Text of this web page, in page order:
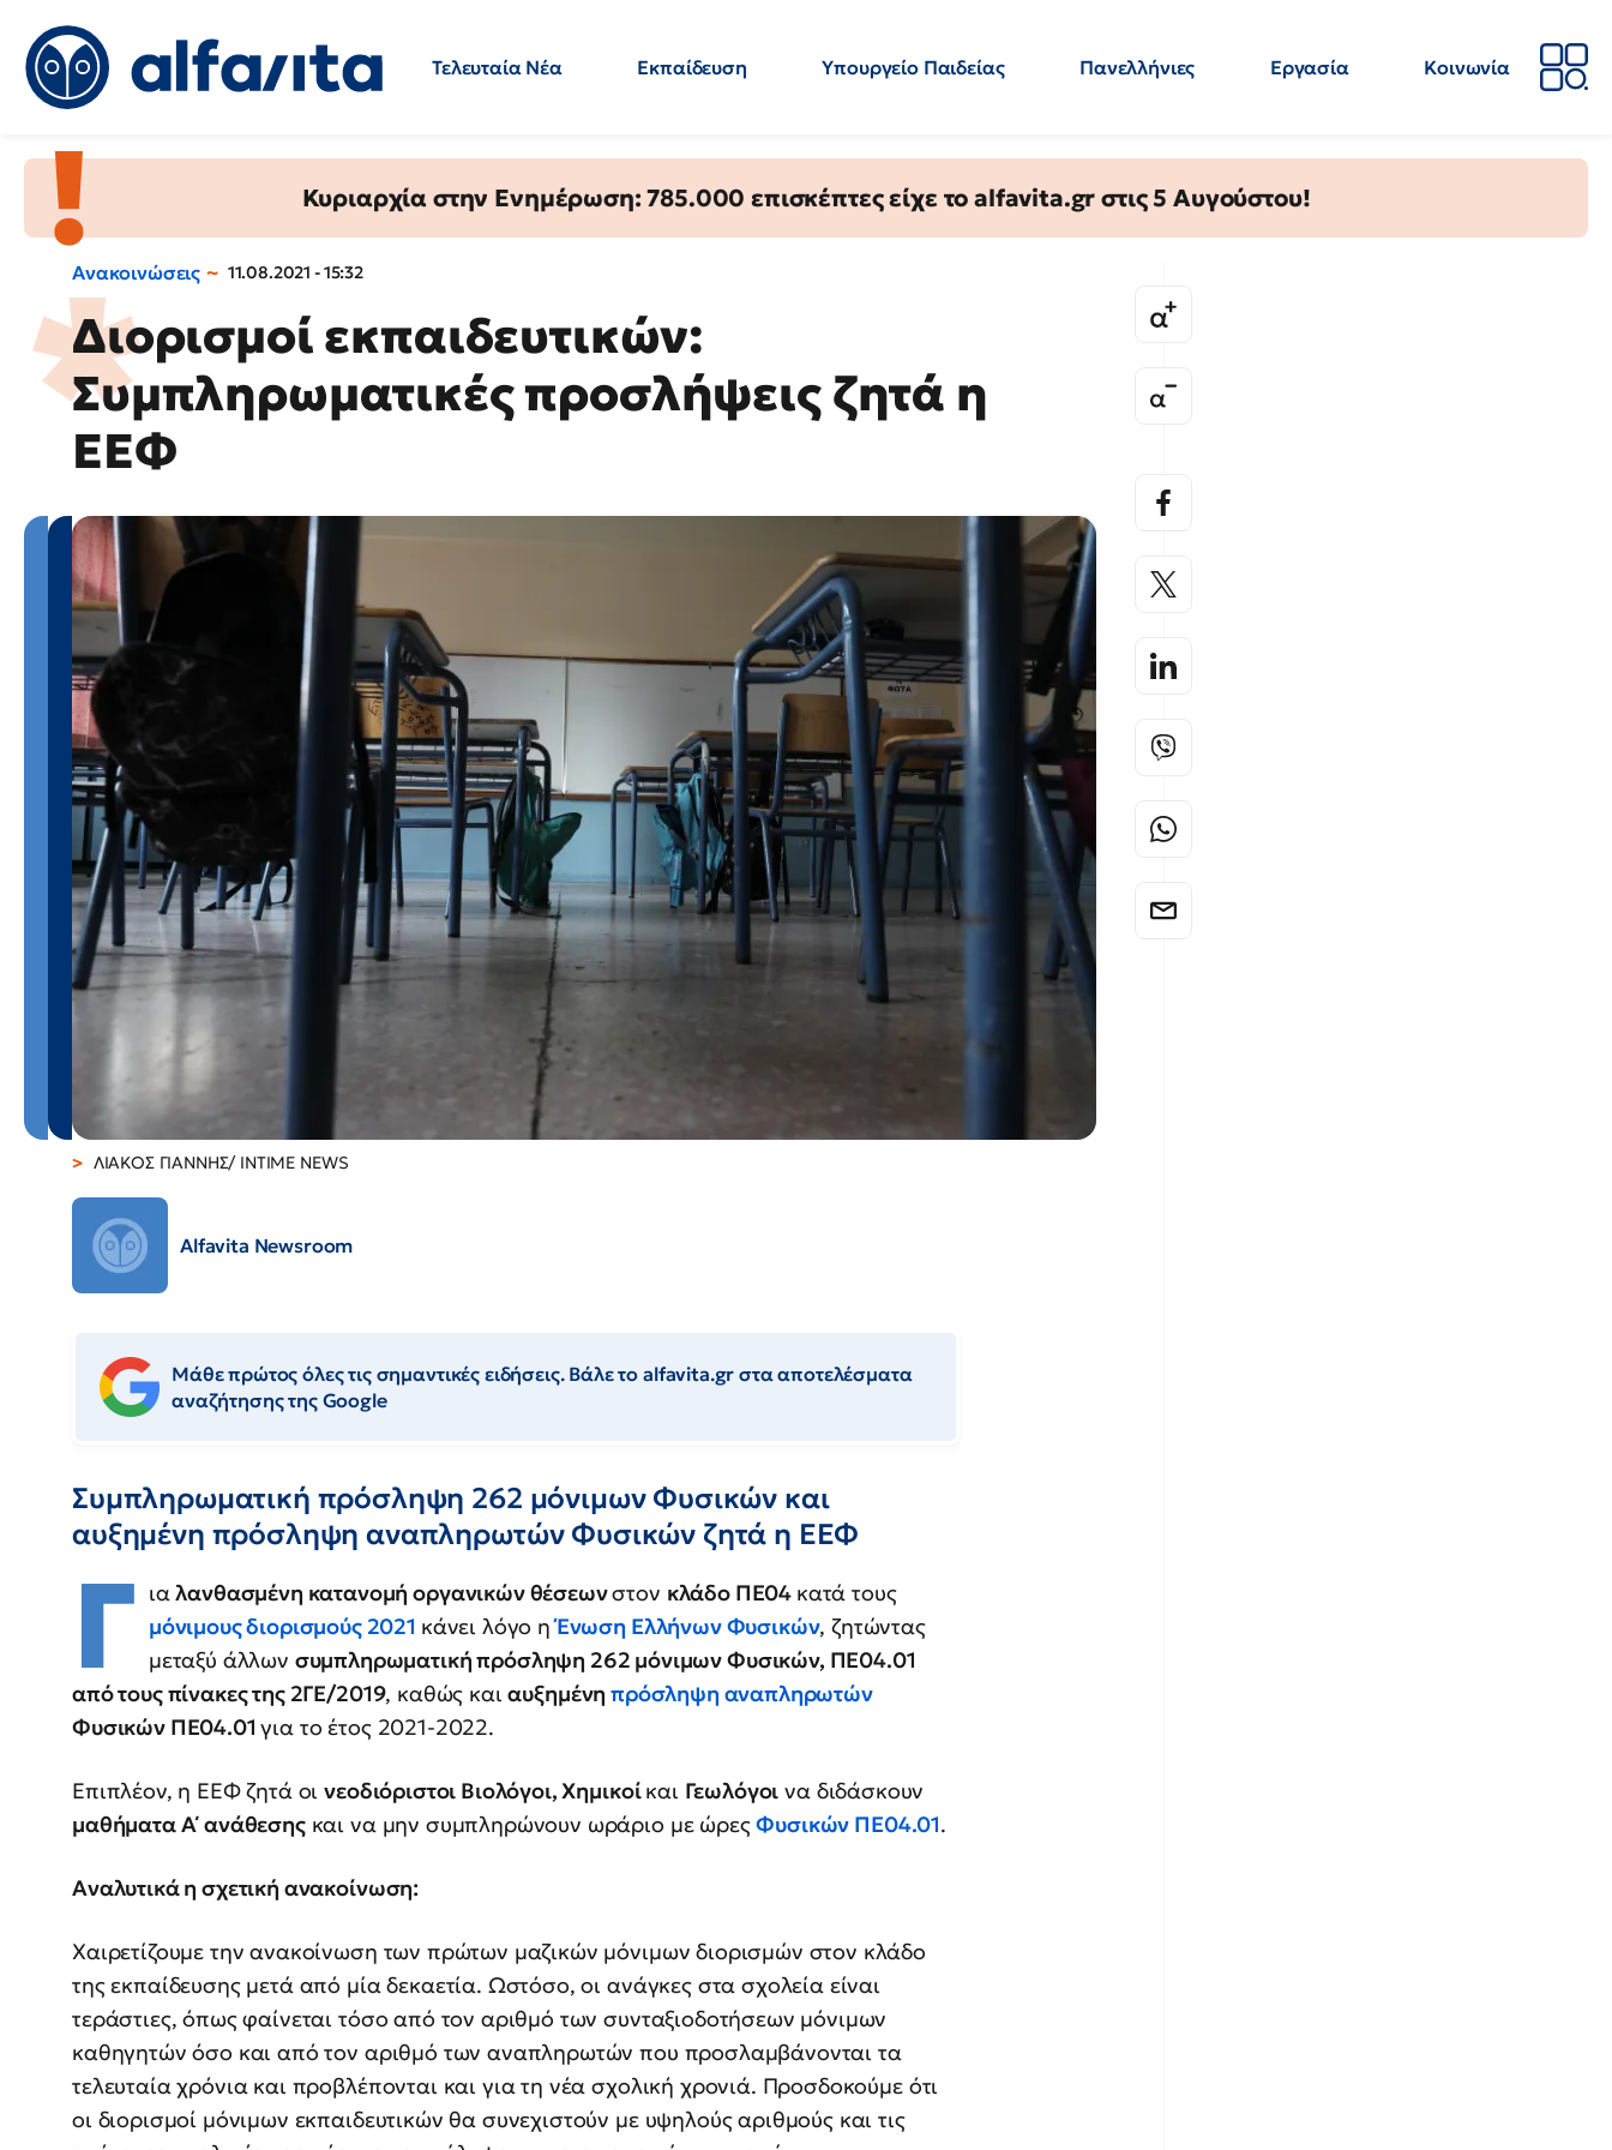
Τελευταία Νέα Εκπαίδευση Υπουργείο Παιδείας Πανελλήνιες Εργασία
Κοινωνία
Κυριαρχία στην Ενημέρωση: 785.000 επισκέπτες είχε το alfavita.gr στις 5 Αυγούστου!
Ανακοινώσεις 11.08.2021 - 15:32
Διορισμοί εκπαιδευτικών:
Συμπληρωματικές προσλήψεις ζητά η
ΕΕΦ
ΛΙΑΚΟΣ ΓΙΑΝΝΗΣ/ INTIME NEWS
Alfavita Newsroom
Μάθε πρώτος όλες τις σημαντικές ειδήσεις. Βάλε το alfavita.gr στα αποτελέσματα
αναζήτησης της Google
Συμπληρωματική πρόσληψη 262 μόνιμων Φυσικών και
αυξημένη πρόσληψη αναπληρωτών Φυσικών ζητά η ΕΕΦ
Γ ιαλανθασμένη κατανομή οργανικών θέσεωνστον κλάδο ΠΕ04 κατά τους
μόνιμους διορισμούς 2021 κάνει λόγο ηΈνωση Ελλήνων Φυσικών, ζητώντας
μεταξύ άλλων συμπληρωματική πρόσληψη 262 μόνιμων Φυσικών, ΠΕ04.01
από τους πίνακες της 2ΓΕ/2019, καθώς καιαυξημένηπρόσληψη αναπληρωτών
Φυσικών ΠΕ04.01για το έτος 2021-2022.
Επιπλέον, η ΕΕΦ ζητά οινεοδιόριστοι Βιολόγοι, Χημικοίκαι Γεωλόγοι να διδάσκουν
μαθήματα Α΄ ανάθεσηςκαι να μην συμπληρώνουν ωράριο με ώρεςΦυσικών ΠΕ04.01.
Αναλυτικά η σχετική ανακοίνωση:
Χαιρετίζουμε την ανακοίνωση των πρώτων μαζικών μόνιμων διορισμών στον κλάδο
της εκπαίδευσης μετά από μία δεκαετία. Ωστόσο, οι ανάγκες στα σχολεία είναι
τεράστιες, όπως φαίνεται τόσο από τον αριθμό των συνταξιοδοτήσεων μόνιμων
καθηγητών όσο και από τον αριθμό των αναπληρωτών που προσλαμβάνονται τα
τελευταία χρόνια και προβλέπονται και για τη νέα σχολική χρονιά. Προσδοκούμε ότι
οι διορισμοί μόνιμων εκπαιδευτικών θα συνεχιστούν με υψηλούς αριθμούς και τις